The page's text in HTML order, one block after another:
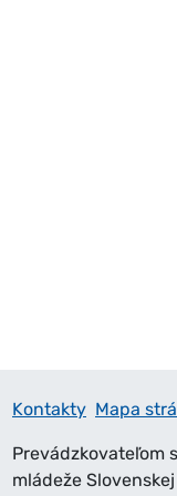
Kontakty Mapa
Prevádzkovateľom
mládeže